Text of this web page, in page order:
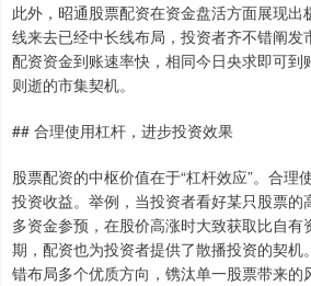
此外，昭通股票配资在资金盘活方面展现出
线来去已经中长线布局，投资者齐不错阐发
配资资金到账速率快，相同今日央求即可到
则逝的市集契机。
## 合理使用杠杆，进步投资效果
股票配资的中枢价值在于“杠杆效应”。合理
投资收益。举例，当投资者看好某只股票的
多资金参预，在股价高涨时大致获取比自有
期，配资也为投资者提供了散播投资的契机
错布局多个优质方向，镌汰单一股票带来的